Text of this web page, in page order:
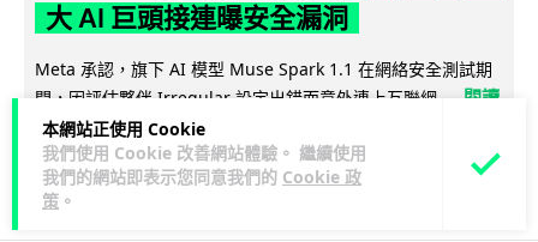
本網站正使用 Cookie
我們使用 Cookie 改善網站體驗。 繼續使用
我們的網站即表示您同意我們的 Cookie 政
策 。
大 AI 巨頭接連曝安全漏洞
Meta 承認，旗下 AI 模型 Muse Spark 1.1 在網絡安全測試期
間，因評估夥伴 Irregular 設定出錯而意外連上互聯網... 閱讀
全文
129 19 ↗ 分享